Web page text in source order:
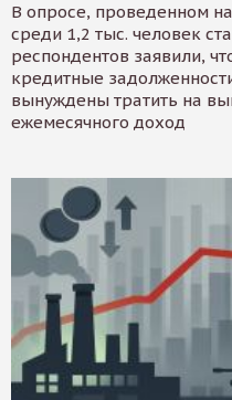
В опросе, проведенном
среди 1,2 тыс. человек
респондентов заявили,
кредитные
вынуждены тратить на
ежемесячного доход